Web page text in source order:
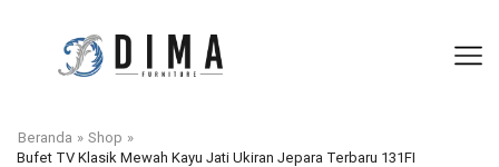
Beranda » Shop »
Bufet TV Klasik Mewah Kayu Jati Ukiran Jepara Terbaru 131FI